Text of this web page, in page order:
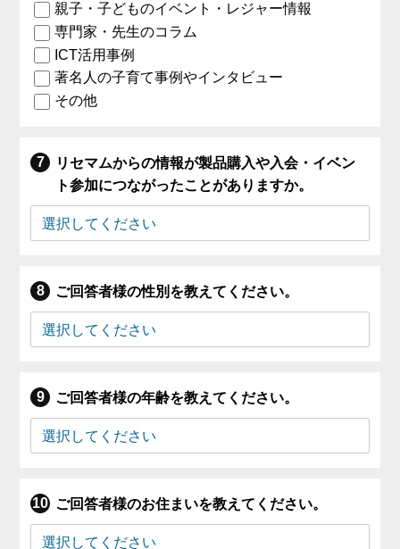
親子・子どものイベント・レジャー情報
専門家・先生のコラム
ICT活用事例
著名人の子育て事例やインタビュー
その他
リセマムからの情報が製品購入や入会・イベン
ト参加につながったことがありますか。
ご回答者様の性別を教えてください。
ご回答者様の年齢を教えてください。
ご回答者様のお住まいを教えてください。